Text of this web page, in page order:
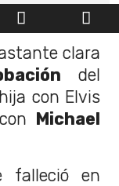
clara
del
con Elvis
Michael
falleció en